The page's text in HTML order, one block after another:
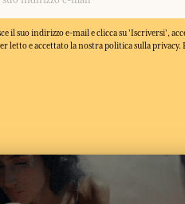
il suo indirizzo e-mail e clicca su 'Iscriversi',
letto e accettato la nostra politica sulla